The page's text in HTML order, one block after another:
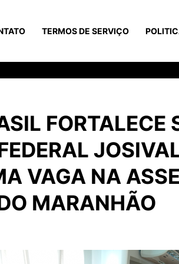
TERMOS DE SERVIÇO
VAGA NA
MARANHÃO